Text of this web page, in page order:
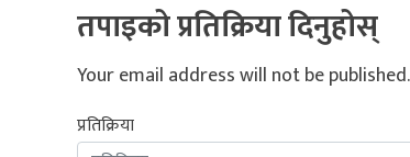
तपाइको प्रतिक्रिया दिनुहोस्
Your email address will not be published.
प्रतिक्रिया